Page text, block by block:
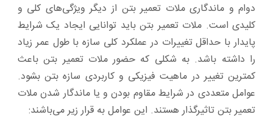
دوام و ماندگاری ملات تعمیر بتن از دیگر ویژگی‌های کلی و
کلیدی است. ملات تعمیر بتن باید توانایی ایجاد یک شرایط
پایدار با حداقل تغییرات در عملکرد کلی سازه با طول عمر زیاد
را داشته باشد. به شکلی که حضور ملات تعمیر بتن باعث
کمترین تغییر در ماهیت فیزیکی و کاربردی سازه بتن بشود.
عوامل متعددی در شرایط مقاوم بودن و یا ماندگار شدن ملات
تعمیر بتن تاثیرگذار هستند. این عوامل به ‌قرار زیر می‌باشند: